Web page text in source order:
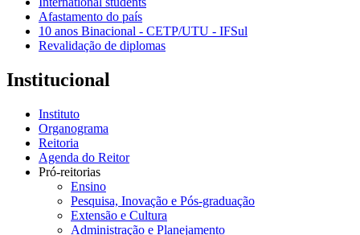
Afastamento do país
10 anos Binacional - CETP/UTU - IFSul
Revalidação de diplomas
Institucional
Instituto
Organograma
Reitoria
Agenda do Reitor
Pró-reitorias
Ensino
Pesquisa, Inovação e Pós-graduação
Extensão e Cultura
Administração e Planejamento